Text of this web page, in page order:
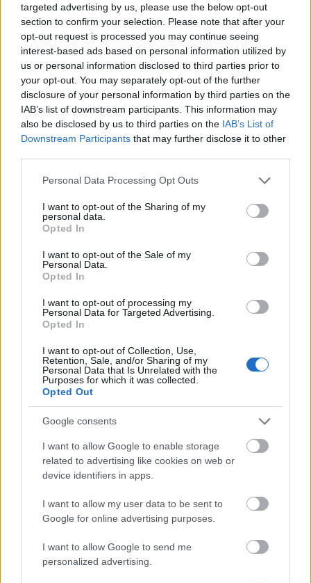
targeted advertising by us, please use the below opt-out
section to confirm your selection. Please note that after your
opt-out request is processed you may continue seeing
interest-based ads based on personal information utilized by
us or personal information disclosed to third parties prior to
your opt-out. You may separately opt-out of the further
disclosure of your personal information by third parties on the
IAB’s list of downstream participants. This information may
also be disclosed by us to third parties on the IAB’s List of
Downstream Participants that may further disclose it to other
Please note that this website/app uses one or more Google
not limited to your visit or usage behaviour. You may click to
grant or deny consent to Google and its third-party tags to
use your data for below specified purposes in below Google
consent section.
Personal Data Processing Opt Outs
I want to opt-out of the Sharing of my
personal data.
Opted In
I want to opt-out of the Sale of my
Personal Data.
Opted In
I want to opt-out of processing my
Personal Data for Targeted Advertising.
Opted In
I want to opt-out of Collection, Use,
Retention, Sale, and/or Sharing of my
Personal Data that Is Unrelated with the
Purposes for which it was collected.
Opted Out
Google consents
I want to allow Google to enable storage
related to advertising like cookies on web or
device identifiers in apps.
I want to allow my user data to be sent to
Google for online advertising purposes.
I want to allow Google to send me
personalized advertising.
Η συζήτηση με έναν θεραπευτή μπορεί να σας
βοηθήσει να φτάσετε στη ρίζα οποιωνδήποτε
ζητημάτων ψυχικής υγείας που υποψιάζεστε ότι
Και αν γνωρίζετε σίγουρα ότι η ψυχική ασθένεια
κάποιου άλλου επηρεάζει τη συναισθηματική σας
κατάσταση, μην τον αποκόψετε από τη ζωή σας.
Όταν οι άνθρωποι αποφεύγουν να είναι με κάποιον
που έχει κατάθλιψη ή άγχος, επειδή φοβούνται ότι
θα πάθουν το ίδιο, είναι πραγματικά ατυχές γιατί
απομονώνουν περαιτέρω τον ασθενή που
πραγματικά αγωνίζεται και χρειάζεται υποστήριξη.
μαθαίνετε όλα τα νέα.